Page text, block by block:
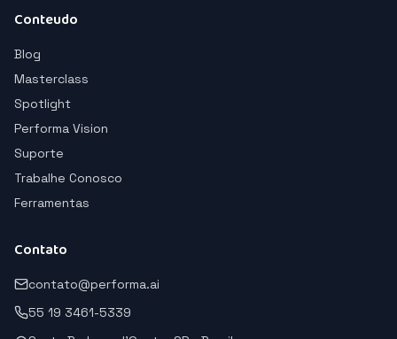
Conteudo
Blog
Masterclass
Spotlight
Performa Vision
Suporte
Trabalhe Conosco
Ferramentas
Contato
contato@performa.ai
55 19 3461-5339